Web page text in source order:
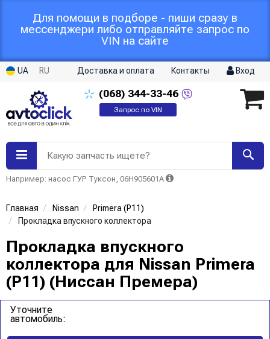
Для помощи в подборе - пиши сразу в
мессенджери либо отправляйте запрос по
VIN на сайте
UA RU Доставка и оплата Контакты Вход
(068) 344-33-46
Запрос по VIN
Какую запчасть ищете?
Например: насос ГУР Туксон, 06H905601A
Главная Nissan
Primera (P11)
Прокладка впускного коллектора
Прокладка впускного
коллектора для Nissan Primera
(P11) (Ниссан Премера)
Уточните
автомобиль: